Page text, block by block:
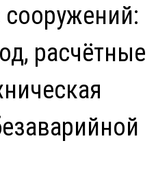
сооружений:
расчётные